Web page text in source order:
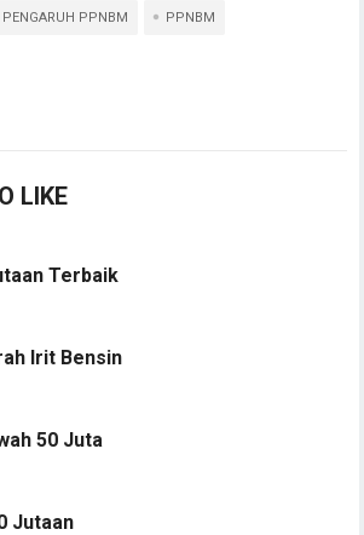
PENGARUH PPNBM PPNBM
LIKE
Terbaik
Irit Bensin
50 Juta
Jutaan